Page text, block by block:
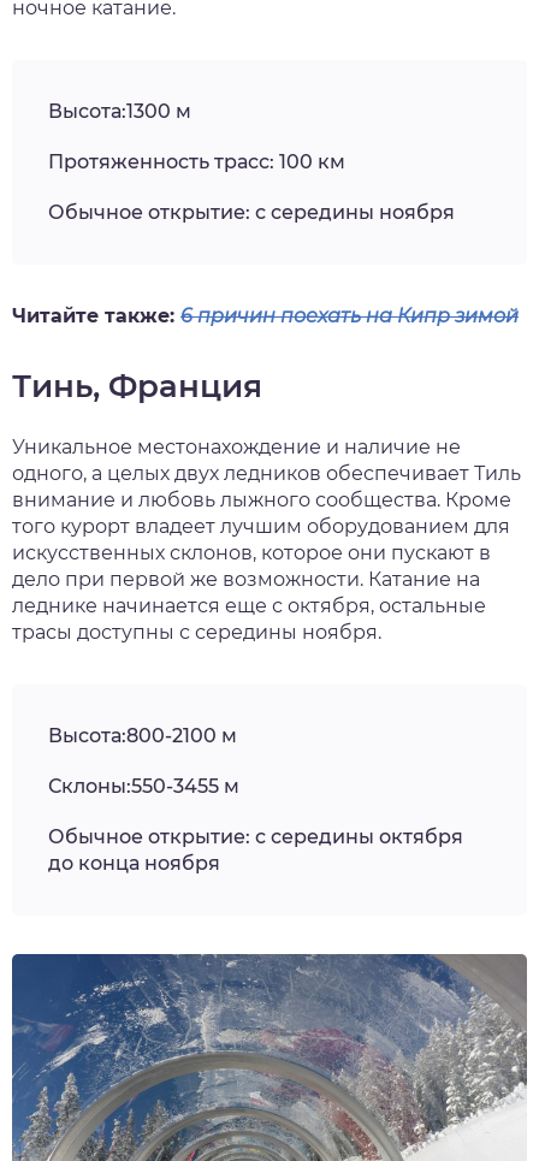
ночное катание.
Высота:1300 м
Протяженность трасс: 100 км
Обычное открытие: с середины ноября
Читайте также: 6 причин поехать на Кипр зимой
Тинь, Франция
Уникальное местонахождение и наличие не
одного, а целых двух ледников обеспечивает Тиль
внимание и любовь лыжного сообщества. Кроме
того курорт владеет лучшим оборудованием для
искусственных склонов, которое они пускают в
дело при первой же возможности. Катание на
леднике начинается еще с октября, остальные
трасы доступны с середины ноября.
Высота:800-2100 м
Склоны:550-3455 м
Обычное открытие: с середины октября
до конца ноября